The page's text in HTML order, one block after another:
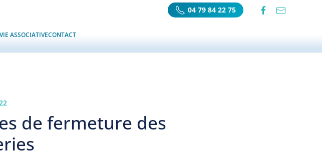
04 79 84 22 75
VIE ASSOCIATIVECONTACT
de fermeture des